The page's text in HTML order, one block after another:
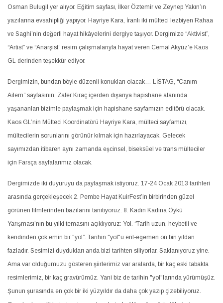
Osman Bulugil yer alıyor. Eğitim sayfası, İlker Öztemir ve Zeynep Yakın’ın
yazılarına evsahipliği yapıyor. Hayriye Kara, İranlı iki mülteci lezbiyen Rahaa
ve Saghi’nin değerli hayat hikâyelerini dergiye taşıyor. Dergimize “Aktivist”,
“Artist” ve “Anarşist” resim çalışmalarıyla hayat veren Cemal Akyüz’e Kaos
GL derinden teşekkür ediyor.
Dergimizin, bundan böyle düzenli konukları olacak… LİSTAG, “Canım
Ailem” sayfasının; Zafer Kıraç içerden dışarıya hapishane alanında
yaşananları bizimle paylaşmak için hapishane sayfamızın editörü olacak.
Kaos GL’nin Mülteci Koordinatörü Hayriye Kara, mülteci sayfamızı,
mültecilerin sorunlarını görünür kılmak için hazırlayacak. Gelecek
sayımızdan itibaren aynı zamanda eşcinsel, biseksüel ve trans mülteciler
için Farsça sayfalarımız olacak.
Dergimizde iki duyuruyu da paylaşmak istiyoruz. 17-24 Ocak 2013 tarihleri
arasında gerçekleşecek 2. Pembe Hayat KuirFest’in birbirinden güzel
görünen filmlerinden bazılarını tanıtıyoruz. 8. Kadın Kadına Öykü
Yarışması’nın bu yılki temasını açıklıyoruz: Yol. “Tarih uzun, heybetli ve
kendinden çok emin bir "yol”. Tarihin "yol"u eril-egemen on bin yıldan
fazladır. Sesimizi duydukları anda bizi tarihten siliyorlar. Saklanıyoruz yine.
Ama var olduğumuzu gösteren şiirlerimiz var aralarda, bir kaç eski tabakta
resimlerimiz, bir kaç gravürümüz. Yani biz de tarihin "yol"larında yürümüşüz.
Şunun şurasında en çok bir iki yüzyıldır da daha çok yazıp çizebiliyoruz.